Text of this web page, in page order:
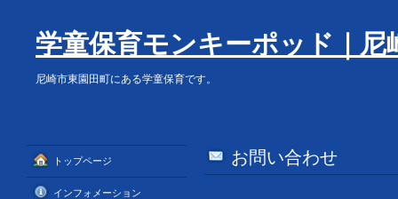
学童保育モンキーポッド｜尼
尼崎市東園田町にある学童保育です。
お問い合わせ
トップページ
インフォメーション